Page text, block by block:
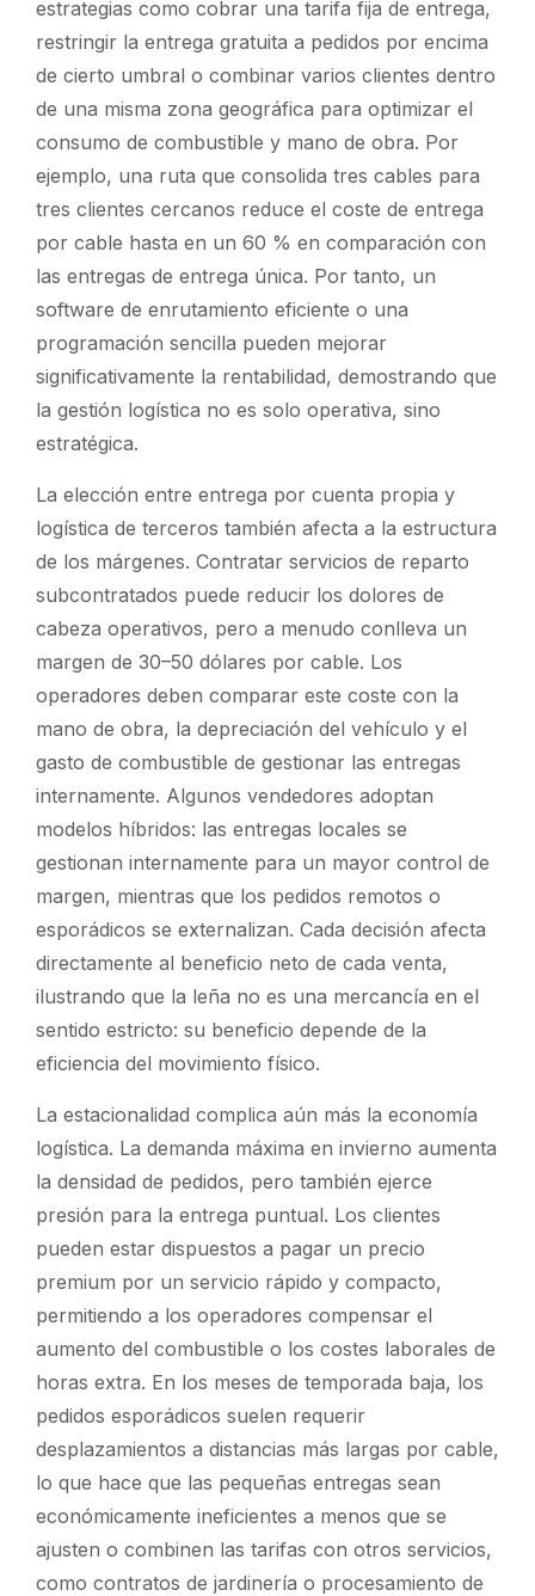
estrategias como cobrar una tarifa fija de entrega,
restringir la entrega gratuita a pedidos por encima
de cierto umbral o combinar varios clientes dentro
de una misma zona geográfica para optimizar el
consumo de combustible y mano de obra. Por
ejemplo, una ruta que consolida tres cables para
tres clientes cercanos reduce el coste de entrega
por cable hasta en un 60 % en comparación con
las entregas de entrega única. Por tanto, un
software de enrutamiento eficiente o una
programación sencilla pueden mejorar
significativamente la rentabilidad, demostrando que
la gestión logística no es solo operativa, sino
estratégica.
La elección entre entrega por cuenta propia y
logística de terceros también afecta a la estructura
de los márgenes. Contratar servicios de reparto
subcontratados puede reducir los dolores de
cabeza operativos, pero a menudo conlleva un
margen de 30–50 dólares por cable. Los
operadores deben comparar este coste con la
mano de obra, la depreciación del vehículo y el
gasto de combustible de gestionar las entregas
internamente. Algunos vendedores adoptan
modelos híbridos: las entregas locales se
gestionan internamente para un mayor control de
margen, mientras que los pedidos remotos o
esporádicos se externalizan. Cada decisión afecta
directamente al beneficio neto de cada venta,
ilustrando que la leña no es una mercancía en el
sentido estricto: su beneficio depende de la
eficiencia del movimiento físico.
La estacionalidad complica aún más la economía
logística. La demanda máxima en invierno aumenta
la densidad de pedidos, pero también ejerce
presión para la entrega puntual. Los clientes
pueden estar dispuestos a pagar un precio
premium por un servicio rápido y compacto,
permitiendo a los operadores compensar el
aumento del combustible o los costes laborales de
horas extra. En los meses de temporada baja, los
pedidos esporádicos suelen requerir
desplazamientos a distancias más largas por cable,
lo que hace que las pequeñas entregas sean
económicamente ineficientes a menos que se
ajusten o combinen las tarifas con otros servicios,
como contratos de jardinería o procesamiento de